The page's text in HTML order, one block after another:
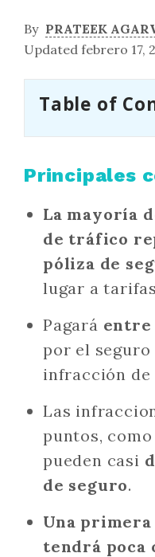
By PRATEEK
Updated febrero 17,
Table of
Principales
La mayoría
de tráfico
póliza de
lugar a
Pagará entre
por el
infracción
Las
puntos,
pueden casi
de seguro.
Una
tendrá poca